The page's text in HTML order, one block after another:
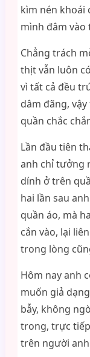
kìm nén khօái
mình đâm vào
Chẳng trách
thịt vẫn luôn
vì tất cả đều
dâm đãng,
quần chắc
Lần đầu tiên
anh chỉ tưởng
dính ở trên
hai lần sau
quần áo, mà
cắn vào, lại
trong lòng
Hôm nay anh
muốn giả
bẫy, không
trong, trực
trên người